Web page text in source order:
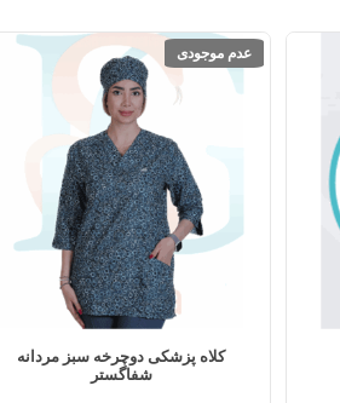
عدم موجودی
کلاه پزشکی دوچرخه سبز مردانه
شفاگستر